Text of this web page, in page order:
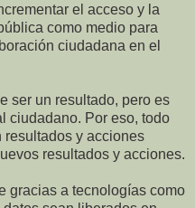
el acceso y la
como medio para
ciudadana en el
ser un resultado, pero es
ciudadano. Por eso, todo
resultados y acciones
resultados y acciones.
gracias a tecnologías como